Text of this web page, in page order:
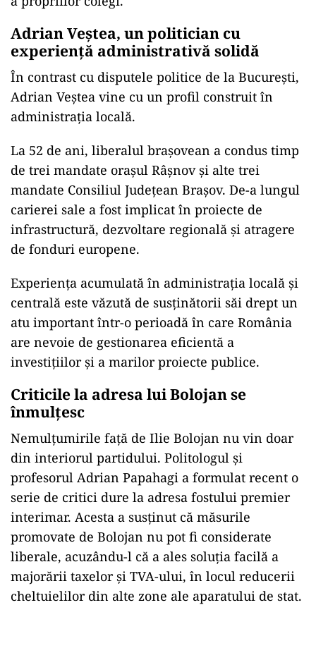
Adrian Veștea, un politician cu
experiență administrativă solidă
În contrast cu disputele politice de la București,
Adrian Veștea vine cu un profil construit în
administrația locală.
La 52 de ani, liberalul brașovean a condus timp
de trei mandate orașul Râșnov și alte trei
mandate Consiliul Județean Brașov. De-a lungul
carierei sale a fost implicat în proiecte de
infrastructură, dezvoltare regională și atragere
de fonduri europene.
Experiența acumulată în administrația locală și
centrală este văzută de susținătorii săi drept un
atu important într-o perioadă în care România
are nevoie de gestionarea eficientă a
investițiilor și a marilor proiecte publice.
Criticile la adresa lui Bolojan se
înmulțesc
Nemulțumirile față de Ilie Bolojan nu vin doar
din interiorul partidului. Politologul și
profesorul Adrian Papahagi a formulat recent o
serie de critici dure la adresa fostului premier
interimar. Acesta a susținut că măsurile
promovate de Bolojan nu pot fi considerate
liberale, acuzându-l că a ales soluția facilă a
majorării taxelor și TVA-ului, în locul reducerii
cheltuielilor din alte zone ale aparatului de stat.